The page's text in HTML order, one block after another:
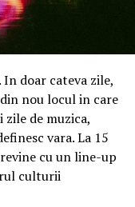
al Statelor
direcție. Cu
peste 100,000 de
anti-HPV. Acum
După ani de
vaccinurile
nu doar
femeile cu vârstă
doar cateva zile,
nou locul in care
de muzica,
vara. La 15
cu un line-up
culturii